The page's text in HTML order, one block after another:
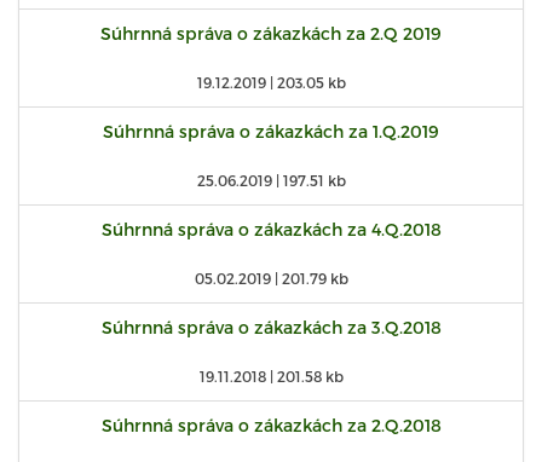
Súhrnná správa o zákazkách za 2.Q 2019
19.12.2019 | 203.05 kb
Súhrnná správa o zákazkách za 1.Q.2019
25.06.2019 | 197.51 kb
Súhrnná správa o zákazkách za 4.Q.2018
05.02.2019 | 201.79 kb
Súhrnná správa o zákazkách za 3.Q.2018
19.11.2018 | 201.58 kb
Súhrnná správa o zákazkách za 2.Q.2018